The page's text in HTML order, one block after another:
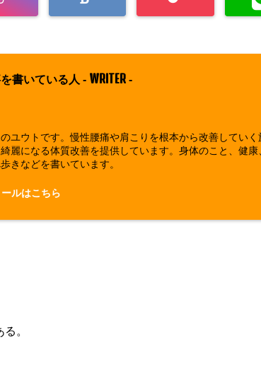
書いている人 - WRITER -
ユウトです。慢性腰痛や肩こりを根本から改善していく
麗になる体質改善を提供しています。身体のこと、健康
きなどを書いています。
ルはこちら
。